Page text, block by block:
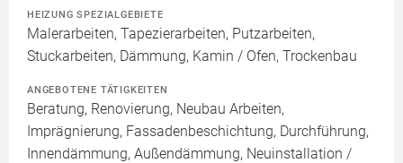
HEIZUNG SPEZIALGEBIETE
Malerarbeiten, Tapezierarbeiten, Putzarbeiten,
Stuckarbeiten, Dämmung, Kamin / Ofen, Trockenbau
ANGEBOTENE TÄTIGKEITEN
Beratung, Renovierung, Neubau Arbeiten,
Imprägnierung, Fassadenbeschichtung, Durchführung,
Innendämmung, Außendämmung, Neuinstallation /